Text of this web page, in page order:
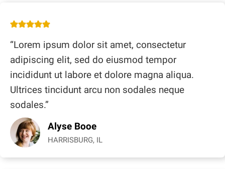
“Lorem ipsum dolor sit amet, consectetur
adipiscing elit, sed do eiusmod tempor
incididunt ut labore et dolore magna aliqua.
Ultrices tincidunt arcu non sodales neque
sodales.”
Alyse Booe
HARRISBURG, IL